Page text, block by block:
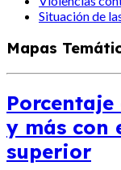
Situación de
Mapas
Porcentaje
y más con
superior